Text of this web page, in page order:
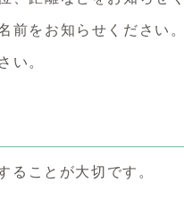
前をお知らせください。
い。
ことが大切です。